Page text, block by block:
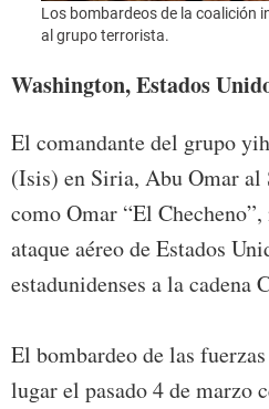
Los bombardeos de la coalición
al grupo terrorista.
Washington, Estados
El comandante del grupo
(Isis) en Siria, Abu Omar al
como Omar “El
ataque aéreo de Estados
estadunidenses a la cadena
El bombardeo de las
lugar el pasado 4 de marzo